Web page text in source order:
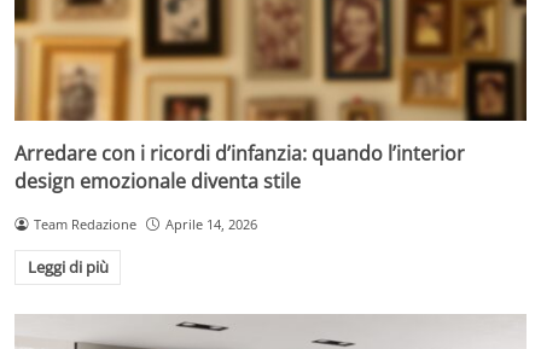
Arredare con i ricordi d’infanzia: quando l’interior
design emozionale diventa stile
Team Redazione Aprile 14, 2026
Leggi di più